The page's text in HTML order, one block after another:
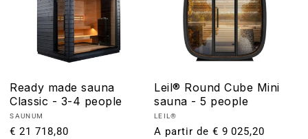
Ready made sauna
Classic - 3-4 people
Proveedor:
SAUNUM
Precio
€ 21 718,80
Leil® Round Cube Mini
sauna - 5 people
Proveedor:
LEIL®
Precio
A partir de € 9 025,20